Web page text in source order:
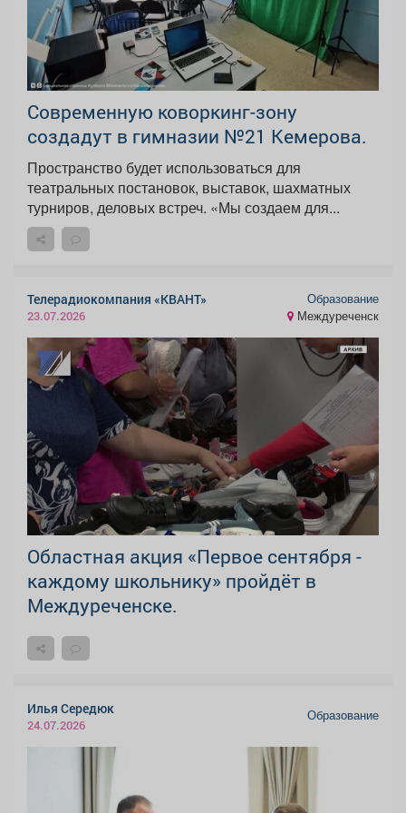
Современную коворкинг-зону
создадут в гимназии №21 Кемерова.
Пространство будет использоваться для
театральных постановок, выставок, шахматных
турниров, деловых встреч. «Мы создаем для...
Телерадиокомпания «КВАНТ»
23.07.2026
Образование
Междуреченск
Областная акция «Первое сентября -
каждому школьнику» пройдёт в
Междуреченске.
Илья Середюк
24.07.2026
Образование